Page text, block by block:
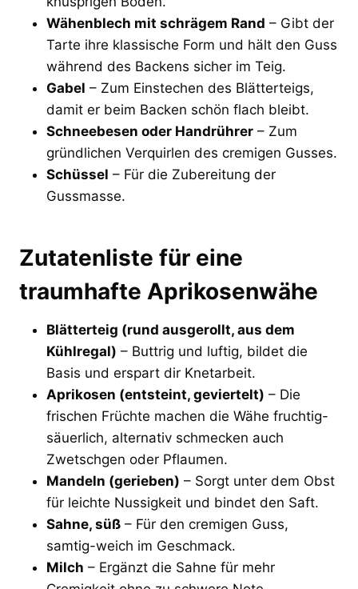
Wähenblech mit schrägem Rand – Gibt der
Tarte ihre klassische Form und hält den Guss
während des Backens sicher im Teig.
Gabel – Zum Einstechen des Blätterteigs,
damit er beim Backen schön flach bleibt.
Schneebesen oder Handrührer – Zum
gründlichen Verquirlen des cremigen Gusses.
Schüssel – Für die Zubereitung der
Gussmasse.
Zutatenliste für eine
traumhafte Aprikosenwähe
Blätterteig (rund ausgerollt, aus dem
Kühlregal) – Buttrig und luftig, bildet die
Basis und erspart dir Knetarbeit.
Aprikosen (entsteint, geviertelt) – Die
frischen Früchte machen die Wähe fruchtig-
säuerlich, alternativ schmecken auch
Zwetschgen oder Pflaumen.
Mandeln (gerieben) – Sorgt unter dem Obst
für leichte Nussigkeit und bindet den Saft.
Sahne, süß – Für den cremigen Guss,
samtig-weich im Geschmack.
Milch – Ergänzt die Sahne für mehr